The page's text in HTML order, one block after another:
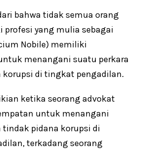
bahwa tidak semua orang
profesi yang mulia sebagai
Nobile) memiliki
menangani suatu perkara
di tingkat pengadilan.
ketika seorang advokat
untuk menangani
tindak pidana korupsi di
terkadang seorang